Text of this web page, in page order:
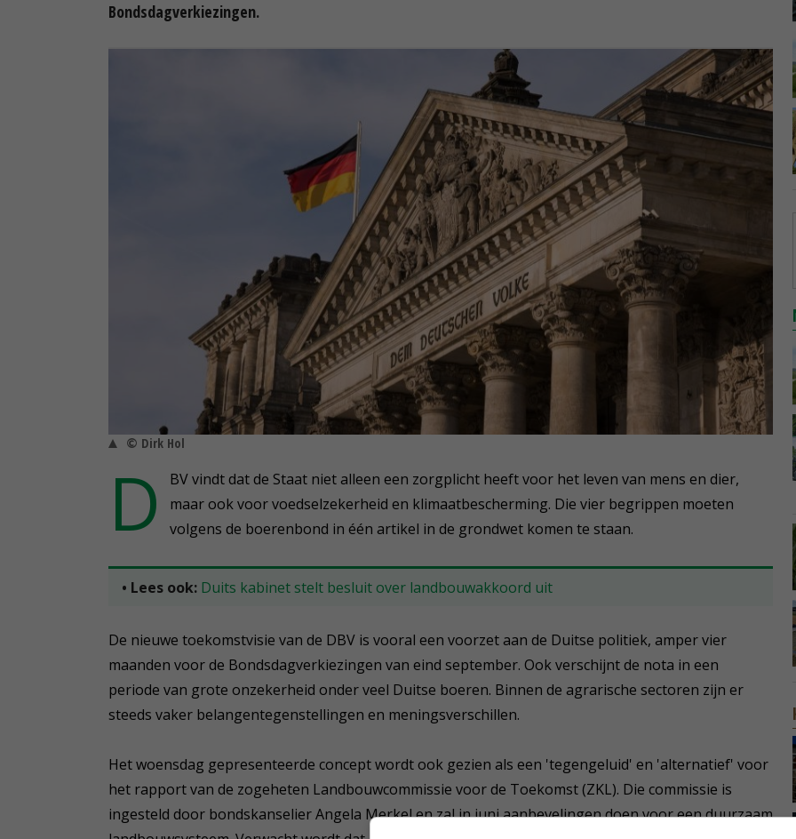
Bondsdagverkiezingen.
© Dirk Hol
D
BV vindt dat de Staat niet alleen een zorgplicht heeft voor het leven van mens en dier,
maar ook voor voedselzekerheid en klimaatbescherming. Die vier begrippen moeten
volgens de boerenbond in één artikel in de grondwet komen te staan.
• Lees ook: Duits kabinet stelt besluit over landbouwakkoord uit
De nieuwe toekomstvisie van de DBV is vooral een voorzet aan de Duitse politiek, amper vier
maanden voor de Bondsdagverkiezingen van eind september. Ook verschijnt de nota in een
periode van grote onzekerheid onder veel Duitse boeren. Binnen de agrarische sectoren zijn er
steeds vaker belangentegenstellingen en meningsverschillen.
Het woensdag gepresenteerde concept wordt ook gezien als een 'tegengeluid' en 'alternatief' voor
het rapport van de zogeheten Landbouwcommissie voor de Toekomst (ZKL). Die commissie is
ingesteld door bondskanselier Angela Merkel en zal in juni aanbevelingen doen voor een duurzaam